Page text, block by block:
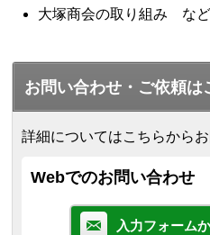
大塚商会の取り組み など
お問い合わせ・ご依頼は
詳細についてはこちらから
Webでのお問い合わせ
入力フォーム